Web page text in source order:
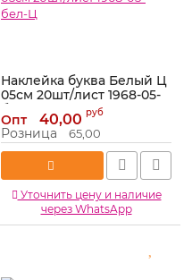
Наклейка буква Белый Ц
05см 20шт/лист 1968-05-
бел-Ц
Артикул: 1968-05-бел-Ц
Опт 40,00 руб
Розница 65,00
Уточнить цену и наличие
через WhatsApp